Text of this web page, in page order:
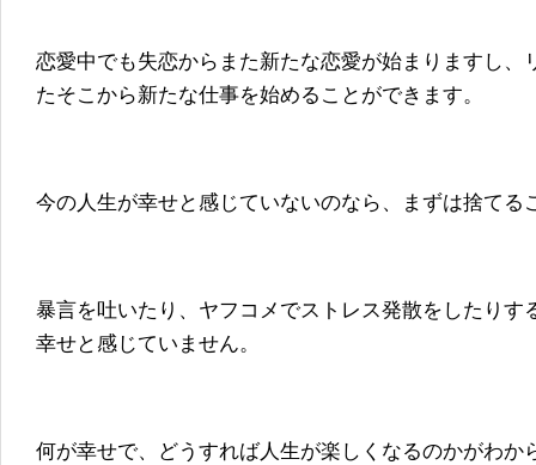
恋愛中でも失恋からまた新たな恋愛が始まりますし、
たそこから新たな仕事を始めることができます。
今の人生が幸せと感じていないのなら、まずは捨てる
暴言を吐いたり、ヤフコメでストレス発散をしたりす
幸せと感じていません。
何が幸せで、どうすれば人生が楽しくなるのかがわか